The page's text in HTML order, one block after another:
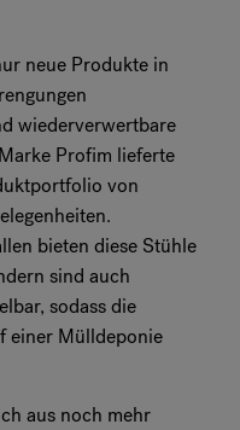
neue Produkte in
wiederverwertbare
Profim lieferte
von
bieten diese Stühle
sind auch
sodass die
einer Mülldeponie
aus noch mehr